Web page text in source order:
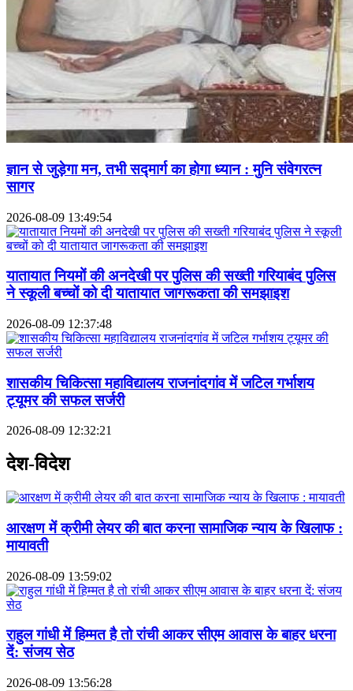
ज्ञान से जुड़ेगा मन, तभी सद्मार्ग का होगा ध्यान : मुनि संवेगरत्न
सागर
2026-08-09 13:49:54
यातायात नियमों की अनदेखी पर पुलिस की सख्ती गरियाबंद पुलिस
ने स्कूली बच्चों को दी यातायात जागरूकता की समझाइश
2026-08-09 12:37:48
शासकीय चिकित्सा महाविद्यालय राजनांदगांव में जटिल गर्भाशय
ट्यूमर की सफल सर्जरी
2026-08-09 12:32:21
देश-विदेश
आरक्षण में क्रीमी लेयर की बात करना सामाजिक न्याय के खिलाफ :
मायावती
2026-08-09 13:59:02
राहुल गांधी में हिम्मत है तो रांची आकर सीएम आवास के बाहर धरना
दें: संजय सेठ
2026-08-09 13:56:28